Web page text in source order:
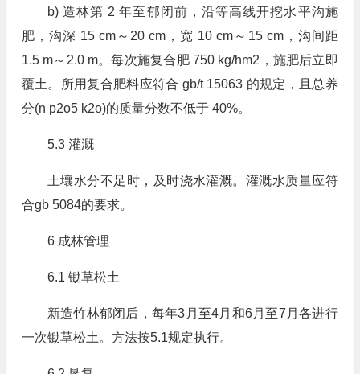
b) 造林第 2 年至郁闭前，沿等高线开挖水平沟施
肥，沟深 15 cm～20 cm，宽 10 cm～15 cm，沟间距
1.5 m～2.0 m。每次施复合肥 750 kg/hm2，施肥后立即
覆土。所用复合肥料应符合 gb/t 15063 的规定，且总养
分(n p2o5 k2o)的质量分数不低于 40%。
5.3 灌溉
土壤水分不足时，及时浇水灌溉。灌溉水质量应符
合gb 5084的要求。
6 成林管理
6.1 锄草松土
新造竹林郁闭后，每年3月至4月和6月至7月各进行
一次锄草松土。方法按5.1规定执行。